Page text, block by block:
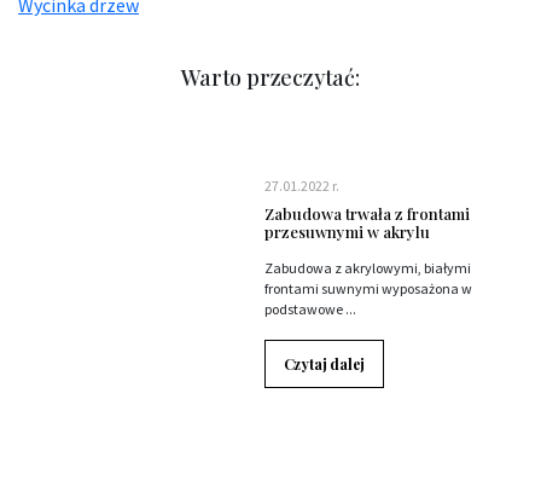
Warto przeczytać:
27.01.2022 r.
Zabudowa trwała z frontami
przesuwnymi w akrylu
Zabudowa z akrylowymi, białymi
frontami suwnymi wyposażona w
podstawowe ...
Czytaj dalej